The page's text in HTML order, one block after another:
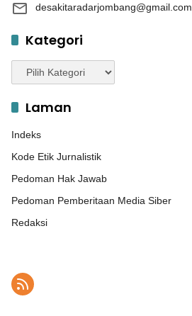
desakitaradarjombang@gmail.com
Kategori
Kategori
Laman
Indeks
Kode Etik Jurnalistik
Pedoman Hak Jawab
Pedoman Pemberitaan Media Siber
Redaksi